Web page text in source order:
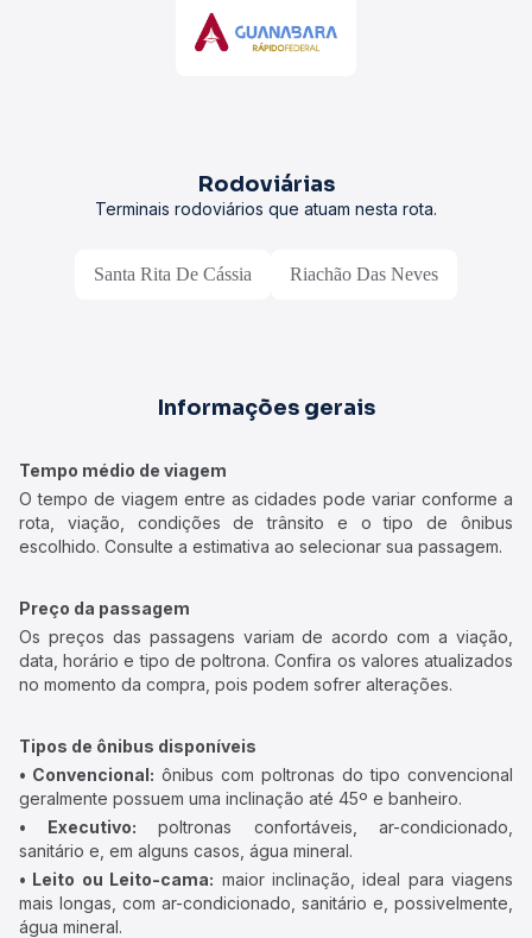
Rodoviárias
Terminais rodoviários que atuam nesta rota.
Santa Rita De Cássia Riachão Das Neves
Informações gerais
Tempo médio de viagem
O tempo de viagem entre as cidades pode variar conforme a
rota, viação, condições de trânsito e o tipo de ônibus
escolhido. Consulte a estimativa ao selecionar sua passagem.
Preço da passagem
Os preços das passagens variam de acordo com a viação,
data, horário e tipo de poltrona. Confira os valores atualizados
no momento da compra, pois podem sofrer alterações.
Tipos de ônibus disponíveis
• Convencional: ônibus com poltronas do tipo convencional
geralmente possuem uma inclinação até 45º e banheiro.
• Executivo: poltronas confortáveis, ar-condicionado,
sanitário e, em alguns casos, água mineral.
• Leito ou Leito-cama: maior inclinação, ideal para viagens
mais longas, com ar-condicionado, sanitário e, possivelmente,
água mineral.